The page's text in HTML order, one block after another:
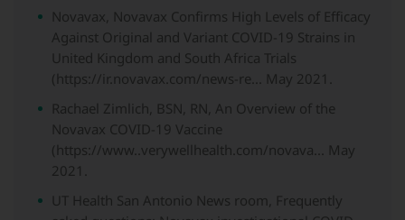
Novavax, Novavax Confirms High Levels of Efficacy
Against Original and Variant COVID-19 Strains in
United Kingdom and South Africa Trials
(https://ir.novavax.com/news-re... May 2021.
Rachael Zimlich, BSN, RN, An Overview of the
Novavax COVID-19 Vaccine
(https://www..verywellhealth.com/novava... May
2021.
UT Health San Antonio News room, Frequently